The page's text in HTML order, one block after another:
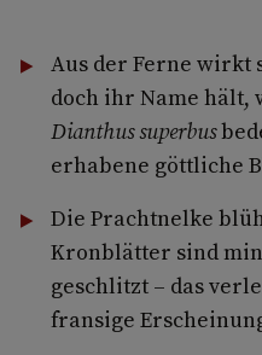
Aus der Ferne wirkt
doch ihr Name hält,
Dianthus superbus
erhabene göttliche
Die Prachtnelke
Kronblätter sind
geschlitzt – das
fransige